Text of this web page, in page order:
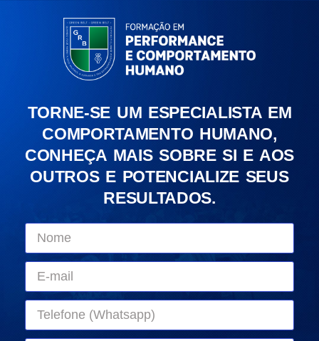
TORNE-SE UM ESPECIALISTA EM
COMPORTAMENTO HUMANO,
CONHEÇA MAIS SOBRE SI E AOS
OUTROS E POTENCIALIZE SEUS
RESULTADOS.